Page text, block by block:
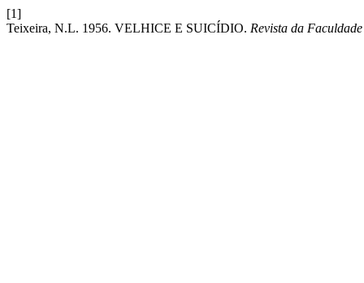
[1]
Teixeira, N.L. 1956. VELHICE E SUICÍDIO. Revista da